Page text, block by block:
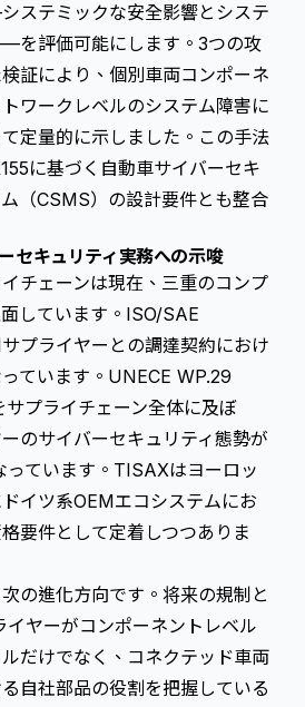
ステミックな安全影響とシステ
を評価可能にします。3つの攻
証により、個別車両コンポーネ
ワークレベルのシステム障害に
定量的に示しました。この手法
に基づく自動車サイバーセキ
（CSMS）の設計要件とも整合
セキュリティ実務への示唆
チェーンは現在、三重のコンプ
しています。ISO/SAE
プライヤーとの調達契約におけ
ています。UNECE WP.29
プライチェーン全体に及ぼ
のサイバーセキュリティ態勢が
っています。TISAXはヨーロッ
イツ系OEMエコシステムにお
要件として定着しつつありま
の進化方向です。将来の規制と
ヤーがコンポーネントレベル
だけでなく、コネクテッド車両
自社部品の役割を把握している